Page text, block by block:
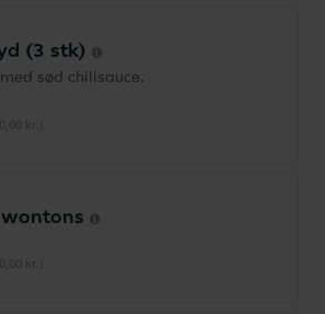
(3 stk)
sød chilisauce.
kr.)
kr.)